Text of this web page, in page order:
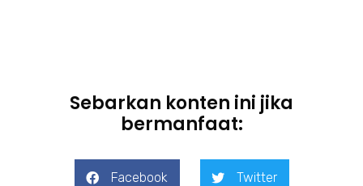
Sebarkan konten ini jika
bermanfaat:
Facebook Twitter